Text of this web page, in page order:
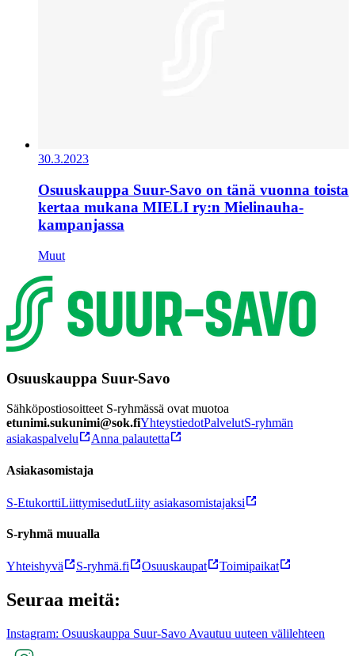
30.3.2023
Osuuskauppa Suur-Savo on tänä vuonna toista
kertaa mukana MIELI ry:n Mielinauha-
kampanjassa
Muut
Osuuskauppa Suur-Savo
Sähköpostiosoitteet S-ryhmässä ovat muotoa
etunimi.sukunimi@sok.fiYhteystiedotPalvelutS-ryhmän
asiakaspalvelu
Anna palautetta
Asiakasomistaja
S-EtukorttiLiittymisedutLiity asiakasomistajaksi
S-ryhmä muualla
Yhteishyvä S-ryhmä.fi Osuuskaupat Toimipaikat
Seuraa meitä:
Instagram: Osuuskauppa Suur-Savo Avautuu uuteen välilehteen